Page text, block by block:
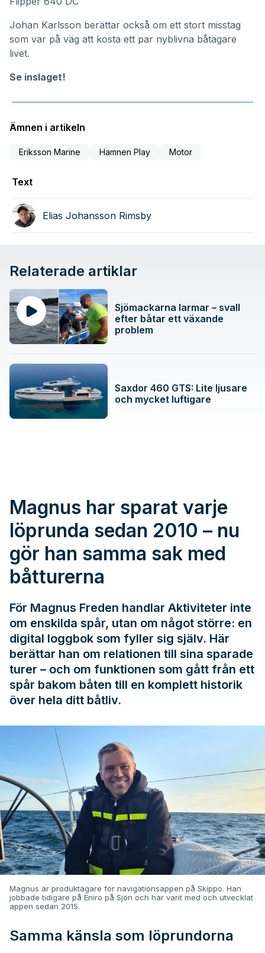
Johan Karlsson berättar också om ett stort misstag
som var på väg att kosta ett par nyblivna båtägare
livet.
Se inslaget!
Ämnen i artikeln
Eriksson Marine Hamnen Play Motor
Text
Elias Johansson Rimsby
Relaterade artiklar
Sjömackarna larmar – svall
efter båtar ett växande
problem
Saxdor 460 GTS: Lite ljusare
och mycket luftigare
Magnus har sparat varje
löprunda sedan 2010 – nu
gör han samma sak med
båtturerna
För Magnus Freden handlar Aktiviteter inte
om enskilda spår, utan om något större: en
digital loggbok som fyller sig själv. Här
berättar han om relationen till sina sparade
turer – och om funktionen som gått från ett
spår bakom båten till en komplett historik
över hela ditt båtliv.
Magnus är produktägare för navigationsappen på Skippo. Han
jobbade tidigare på Eniro på Sjön och har varit med och utvecklat
appen sedan 2015.
Samma känsla som löprundorna